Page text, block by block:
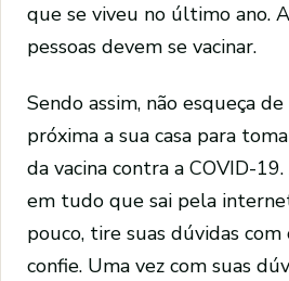
que se viveu no último ano.
pessoas devem se vacinar.
Sendo assim, não esqueça
próxima a sua casa para
da vacina contra a COVID-
em tudo que sai pela
pouco, tire suas dúvidas
confie. Uma vez com suas